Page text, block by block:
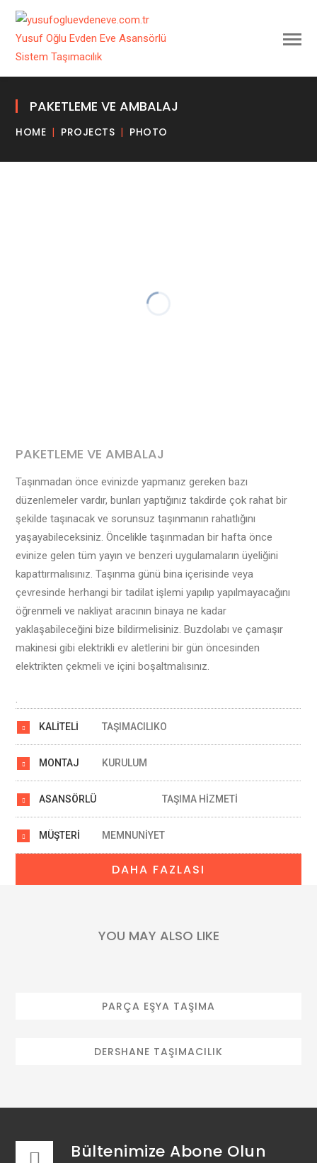
PAKETLEME VE AMBALAJ
HOME PROJECTS PHOTO
PAKETLEME VE AMBALAJ
Taşınmadan önce evinizde yapmanız gereken bazı
düzenlemeler vardır, bunları yaptığınız takdirde çok rahat bir
şekilde taşınacak ve sorunsuz taşınmanın rahatlığını
yaşayabileceksiniz. Öncelikle taşınmadan bir hafta önce
evinize gelen tüm yayın ve benzeri uygulamaların üyeliğini
kapattırmalısınız. Taşınma günü bina içerisinde veya
çevresinde herhangi bir tadilat işlemi yapılıp yapılmayacağını
öğrenmeli ve nakliyat aracının binaya ne kadar
yaklaşabileceğini bize bildirmelisiniz. Buzdolabı ve çamaşır
makinesi gibi elektrikli ev aletlerini bir gün öncesinden
elektrikten çekmeli ve içini boşaltmalısınız.
.
KALİTELİ TAŞIMACILIKO
MONTAJ KURULUM
ASANSÖRLÜ TAŞIMA HİZMETİ
MÜŞTERİ MEMNUNİYET
DAHA FAZLASI
YOU MAY ALSO LIKE
PARÇA EŞYA TAŞIMA
DERSHANE TAŞIMACILIK
Bültenimize Abone Olun